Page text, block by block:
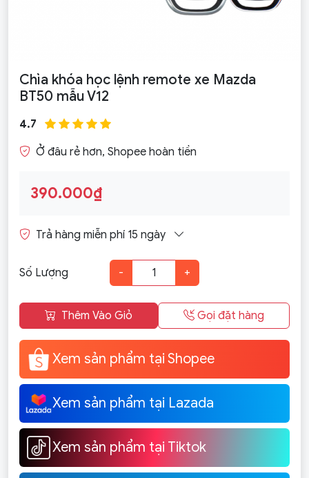
Chìa khóa học lệnh remote xe Mazda
BT50 mẫu V12
4.7
Ở đâu rẻ hơn, Shopee hoàn tiền
390.000₫
Trả hàng miễn phí 15 ngày
Số Lượng - +
Thêm Vào Giỏ Gọi đặt hàng
Xem sản phẩm tại Shopee
Xem sản phẩm tại Lazada
Xem sản phẩm tại Tiktok